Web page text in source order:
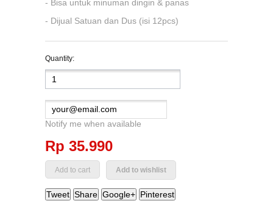
- Bisa untuk minuman dingin & panas
- Dijual Satuan dan Dus (isi 12pcs)
Quantity:
Notify me when available
Rp‎ 35.990
Add to wishlist
Tweet Share Google+ Pinterest